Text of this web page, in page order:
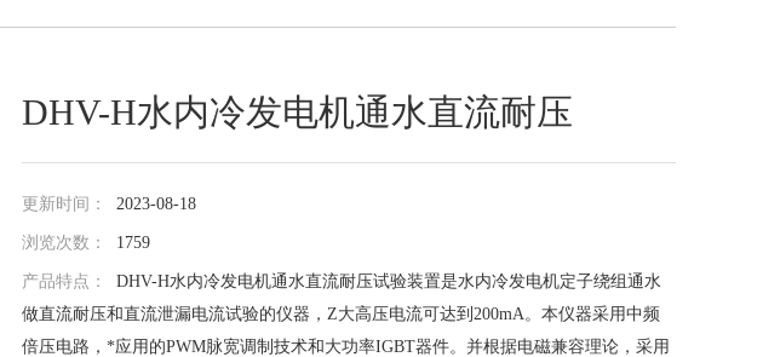
DHV-H水内冷发电机通水直流耐压
更新时间： 2023-08-18
浏览次数： 1759
产品特点： DHV-H水内冷发电机通水直流耐压试验装置是水内冷发电机定子绕组通水
做直流耐压和直流泄漏电流试验的仪器，Z大高压电流可达到200mA。本仪器采用中频
倍压电路，*应用的PWM脉宽调制技术和大功率IGBT器件。并根据电磁兼容理论，采用